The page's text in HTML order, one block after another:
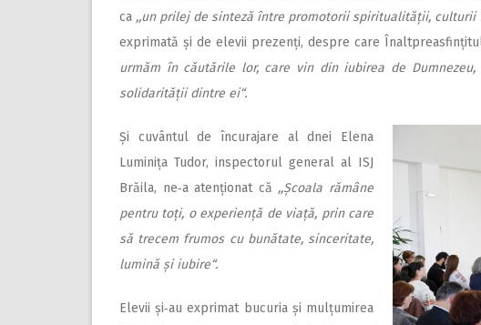
ca ,,un prilej de sinteză între promotorii spiritualității, culturii
exprimată și de elevii prezenți, despre care
urmăm în căutările lor, care vin din iubirea de
solidarității dintre ei“.
Și cuvântul de încurajare al dnei Elena
Luminița Tudor, inspectorul general al ISJ
Brăila, ne‑a atenționat că ,,Școala rămâne
pentru toți, o experiență de viață, prin care
să trecem frumos cu bunătate, sinceritate,
lumină și iubire“.
Elevii și‑au exprimat bucuria și mulțumirea